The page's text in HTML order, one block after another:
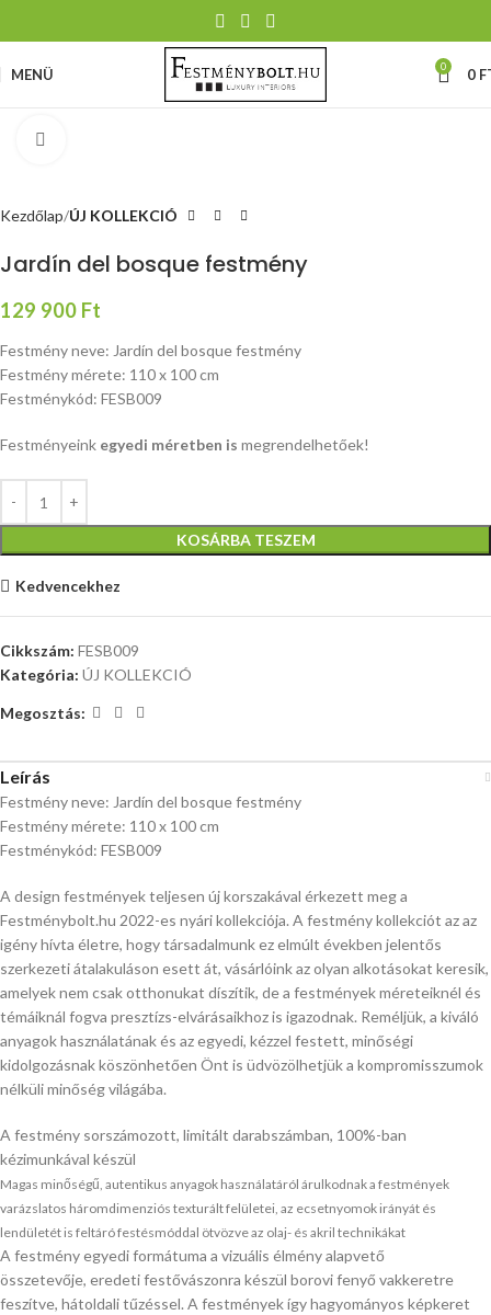
MENÜ 0 0
Kezdőlap ÚJ KOLLEKCIÓ
Jardín del bosque festmény
129 900 Ft
Festmény neve: Jardín del bosque festmény
Festmény mérete: 110 x 100 cm
Festménykód: FESB009
Festményeink egyedi méretben is megrendelhetőek!
KOSÁRBA TESZEM
Kedvencekhez
Cikkszám: FESB009
Kategória: ÚJ KOLLEKCIÓ
Megosztás:
Leírás
Festmény neve: Jardín del bosque festmény
Festmény mérete: 110 x 100 cm
Festménykód: FESB009
A design festmények teljesen új korszakával érkezett meg a
Festménybolt.hu 2022-es nyári kollekciója. A festmény kollekciót az az
igény hívta életre, hogy társadalmunk ez elmúlt években jelentős
szerkezeti átalakuláson esett át, vásárlóink az olyan alkotásokat keresik,
amelyek nem csak otthonukat díszítik, de a festmények méreteiknél és
témáiknál fogva presztízs-elvárásaikhoz is igazodnak. Reméljük, a kiváló
anyagok használatának és az egyedi, kézzel festett, minőségi
kidolgozásnak köszönhetően Önt is üdvözölhetjük a kompromisszumok
nélküli minőség világába.
A festmény sorszámozott, limitált darabszámban, 100%-ban
kézimunkával készül
Magas minőségű, autentikus anyagok használatáról árulkodnak a festmények
varázslatos háromdimenziós texturált felületei, az ecsetnyomok irányát és
lendületét is feltáró festésmóddal ötvözve az olaj- és akril technikákat
A festmény egyedi formátuma a vizuális élmény alapvető
összetevője, eredeti festővászonra készül borovi fenyő vakkeretre
feszítve, hátoldali tűzéssel. A festmények így hagyományos képkeret